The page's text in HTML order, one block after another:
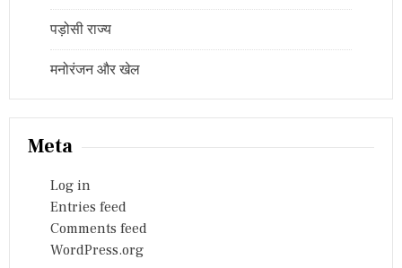
पड़ोसी राज्य
मनोरंजन और खेल
Meta
Log in
Entries feed
Comments feed
WordPress.org